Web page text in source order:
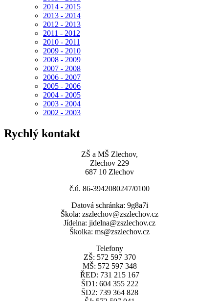
2014 - 2015
2013 - 2014
2012 - 2013
2011 - 2012
2010 - 2011
2009 - 2010
2008 - 2009
2007 - 2008
2006 - 2007
2005 - 2006
2004 - 2005
2003 - 2004
2002 - 2003
Rychlý kontakt
ZŠ a MŠ Zlechov,
Zlechov 229
687 10 Zlechov
č.ú. 86-3942080247/0100
Datová schránka: 9g8a7i
Škola: zszlechov@zszlechov.cz
Jídelna: jidelna@zszlechov.cz
Školka: ms@zszlechov.cz
Telefony
ZŠ: 572 597 370
MŠ: 572 597 348
ŘED: 731 215 167
ŠD1: 604 355 222
ŠD2: 739 364 828